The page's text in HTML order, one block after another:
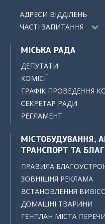
АДРЕСИ ВІДДІЛЕНЬ
ЧАСТІ ЗАПИТАННЯ
МІСЬКА РАДА
ДЕПУТАТИ
КОМІСІЇ
ГРАФІК ПРОВЕДЕННЯ
СЕКРЕТАР РАДИ
РЕГЛАМЕНТ
МІСТОБУДУВАННЯ,
ТРАНСПОРТ ТА
ПРАВИЛА
ЗОВНІШНЯ РЕКЛАМА
ВСТАНОВЛЕННЯ
ДОМАШНІ ТВАРИНИ
ГЕНПЛАН МІСТА